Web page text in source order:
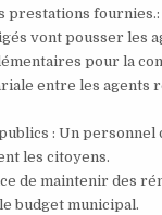
prestations
vont pousser
pour la
entre les agents
: Un
les citoyens.
de maintenir des
budget municipal.